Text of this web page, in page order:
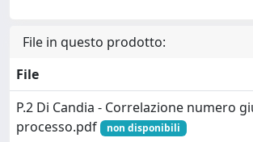
File in questo prodotto:
File
P.2 Di Candia - Correlazione numero
processo.pdf
non disponibili